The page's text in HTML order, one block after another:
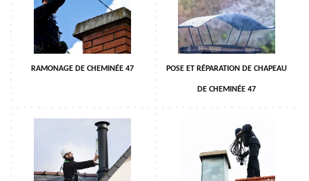
RAMONAGE DE CHEMINÉE 47 POSE ET RÉPARATION DE CHAPEAU
DE CHEMINÉE 47